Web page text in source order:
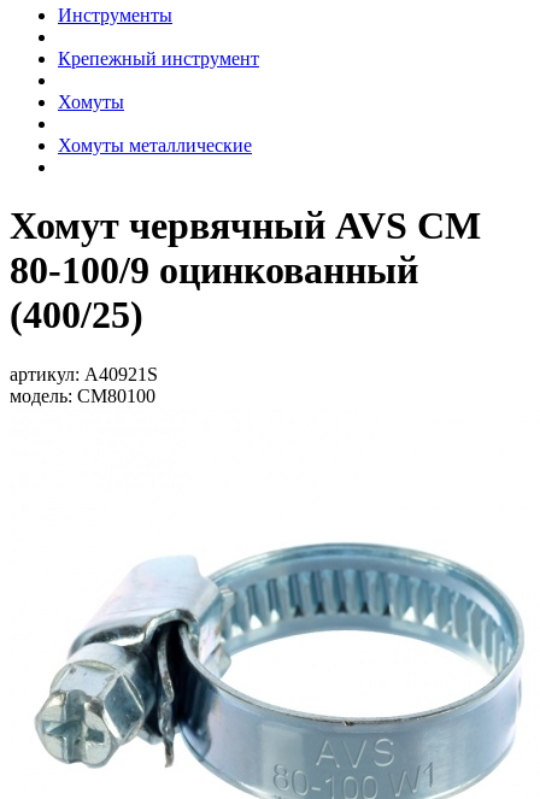
Инструменты
Крепежный инструмент
Хомуты
Хомуты металлические
Хомут червячный AVS CM
80-100/9 оцинкованный
(400/25)
артикул: A40921S
модель: CM80100